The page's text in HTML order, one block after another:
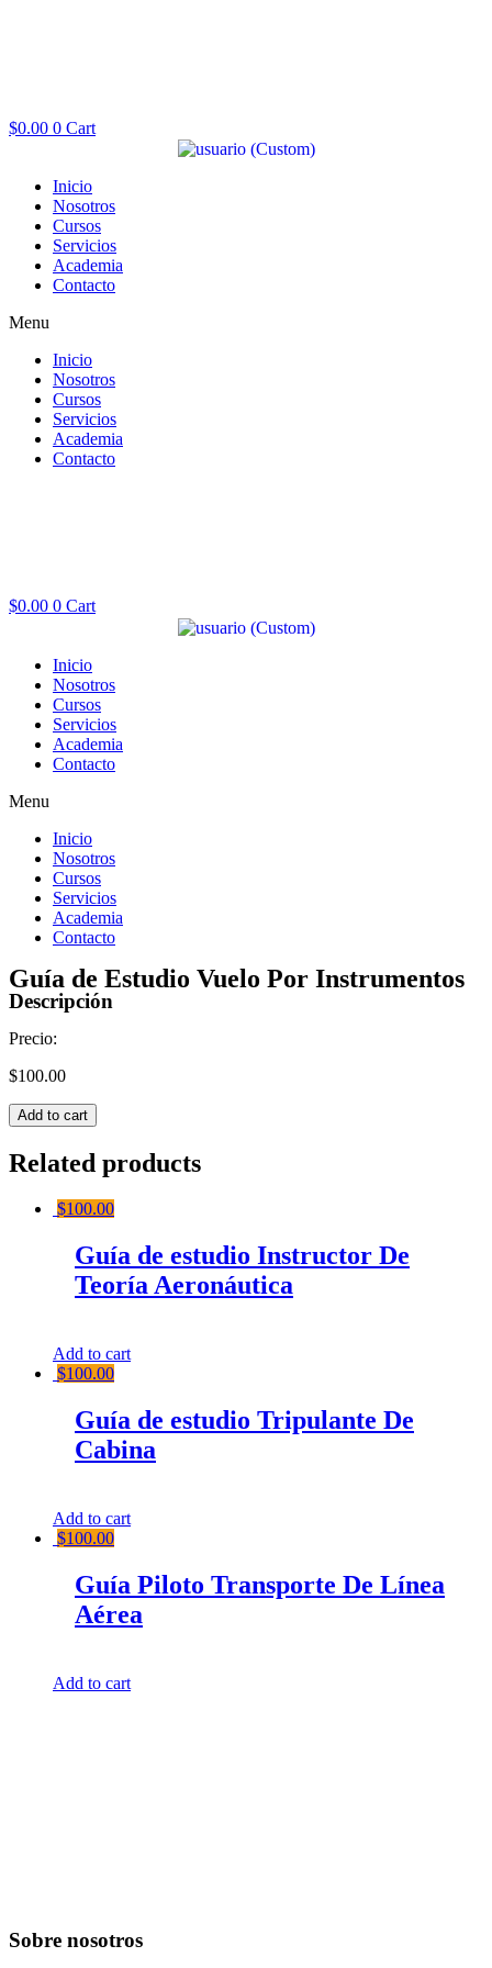
$0.00 0 Cart
Inicio
Nosotros
Cursos
Servicios
Academia
Contacto
Menu
Inicio
Nosotros
Cursos
Servicios
Academia
Contacto
$0.00 0 Cart
Inicio
Nosotros
Cursos
Servicios
Academia
Contacto
Menu
Inicio
Nosotros
Cursos
Servicios
Academia
Contacto
Guía de Estudio Vuelo Por Instrumentos
Descripción
Precio:
$100.00
Guía
de
Estudio
Vuelo
Instrumentos
Add to cart
Related products
$100.00
Guía de estudio Instructor De
Teoría Aeronáutica
Add to cart
$100.00
Guía de estudio Tripulante De
Cabina
Add to cart
$100.00
Guía Piloto Transporte De Línea
Aérea
Add to cart
Sobre nosotros